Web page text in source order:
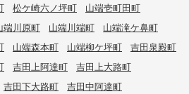
松ケ崎六ノ坪町
山端壱町田町
端川原町 山端川端町
山端滝ケ鼻町
山端森本町 山端柳ケ坪町
吉田泉殿町
吉田上阿達町
吉田上大路町
吉田下大路町
吉田中阿達町